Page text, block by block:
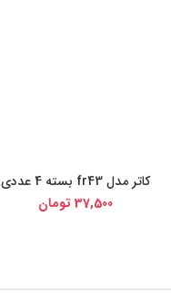
خرید از دیجی کالاکاتر مدل fr43 بسته 4 عددی
37,500 تومان